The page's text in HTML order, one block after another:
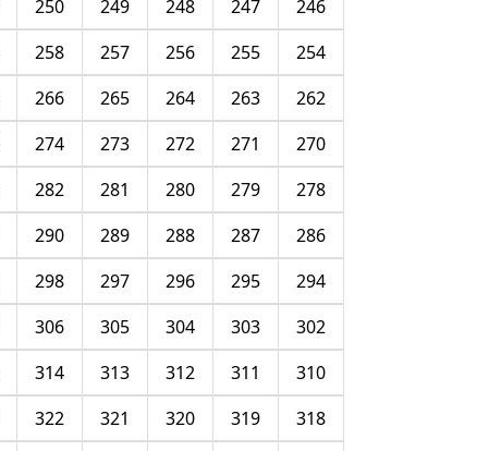
246
247
248
249
250
254
255
256
257
258
262
263
264
265
266
270
271
272
273
274
278
279
280
281
282
286
287
288
289
290
294
295
296
297
298
302
303
304
305
306
310
311
312
313
314
318
319
320
321
322